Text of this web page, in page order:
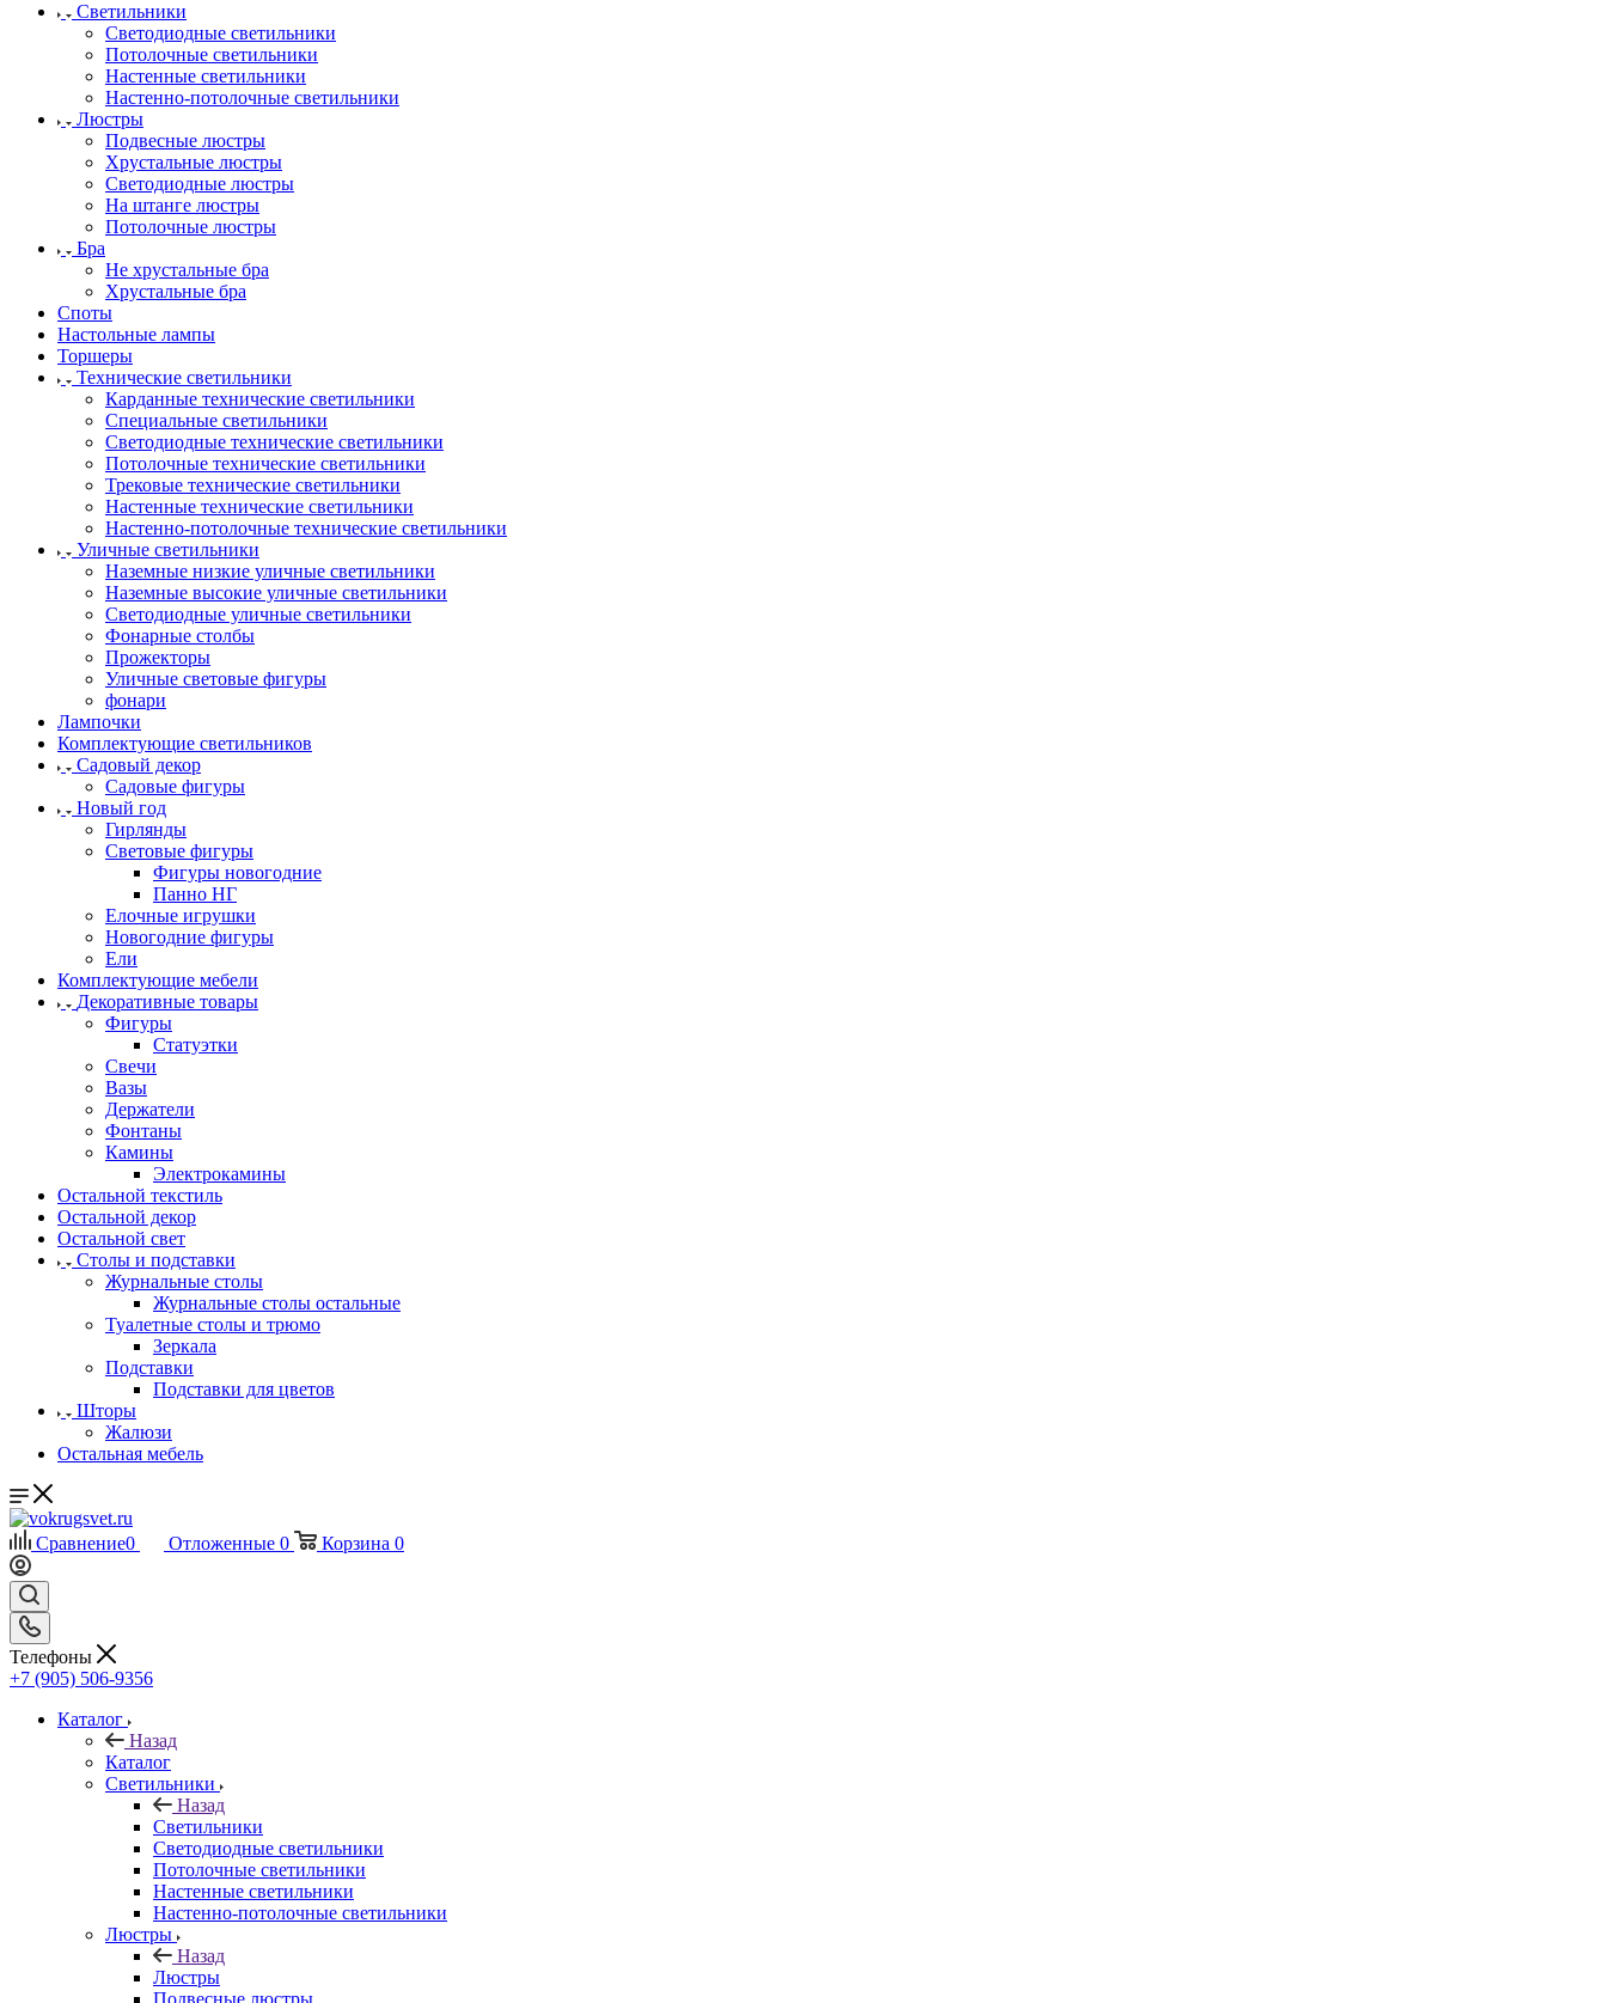
Светильники
Светодиодные светильники
Потолочные светильники
Настенные светильники
Настенно-потолочные светильники
Люстры
Подвесные люстры
Хрустальные люстры
Светодиодные люстры
На штанге люстры
Потолочные люстры
Бра
Не хрустальные бра
Хрустальные бра
Споты
Настольные лампы
Торшеры
Технические светильники
Карданные технические светильники
Специальные светильники
Светодиодные технические светильники
Потолочные технические светильники
Трековые технические светильники
Настенные технические светильники
Настенно-потолочные технические светильники
Уличные светильники
Наземные низкие уличные светильники
Наземные высокие уличные светильники
Светодиодные уличные светильники
Фонарные столбы
Прожекторы
Уличные световые фигуры
фонари
Лампочки
Комплектующие светильников
Садовый декор
Садовые фигуры
Новый год
Гирлянды
Световые фигуры
Фигуры новогодние
Панно НГ
Елочные игрушки
Новогодние фигуры
Ели
Комплектующие мебели
Декоративные товары
Фигуры
Статуэтки
Свечи
Вазы
Держатели
Фонтаны
Камины
Электрокамины
Остальной текстиль
Остальной декор
Остальной свет
Столы и подставки
Журнальные столы
Журнальные столы остальные
Туалетные столы и трюмо
Зеркала
Подставки
Подставки для цветов
Шторы
Жалюзи
Остальная мебель
Сравнение0 Отложенные 0 Корзина 0
Телефоны
+7 (905) 506-9356
Каталог
Назад
Каталог
Светильники
Назад
Светильники
Светодиодные светильники
Потолочные светильники
Настенные светильники
Настенно-потолочные светильники
Люстры
Назад
Люстры
Подвесные люстры